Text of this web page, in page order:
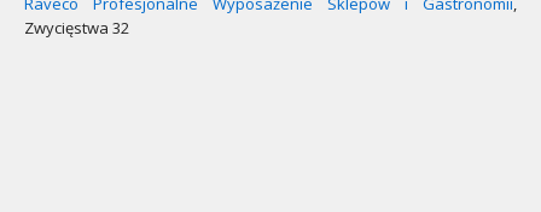
Zwycięstwa 32